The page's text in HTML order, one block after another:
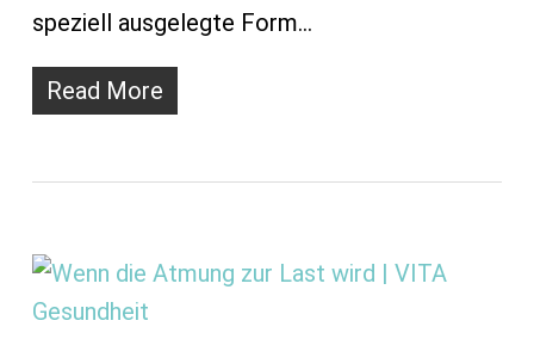
speziell ausgelegte Form…
Read More